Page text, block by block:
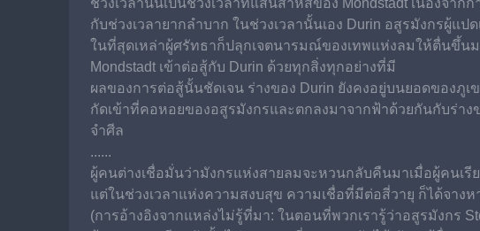
ช่วงเวลานั้นเป็นช่วงเวลาที่แสนสาหัสของ Mondstadt เนื่องจ
กับช่วงเวลายากลำบาก ในช่วงเวลานั้นเอง Durin อสูรมังกรผู้แ
ในที่สุดเหล่าผู้ศรัทธาก็ปลุกเจตนารมณ์ของเทพแห่งลมให้ตื่นขึ้น
Mondstadt เข้าต่อสู้กับ Durin ด้วยทุกสิ่งทุกอย่างที่มี
ผลของการต่อสู้นั้นชัดเจน ร่างของ Durin ยังคงอยู่บนยอดของภู
กัดเข้าที่คอหอยของอสูรมังกรและตกลงมาจากฟ้าด้วยกันกับร่าง
จำศีล
......
ผู้คนต่างเชื่อมั่นว่ามังกรแห่งสายลมจะหวนกลับคืนมาเมื่อผู้คนเรี
แต่ในช่วงเวลาแห่งความสงบสุข ความเชื่อที่มีต่อสี่วายุ ก็ได้จาง
(การอ้างอิงจากแหล่งไม่รู้ที่มา: ในตอนที่พวกเรารู้ว่าอสูรมังกร